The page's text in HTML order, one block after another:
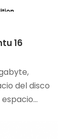
16
del disco